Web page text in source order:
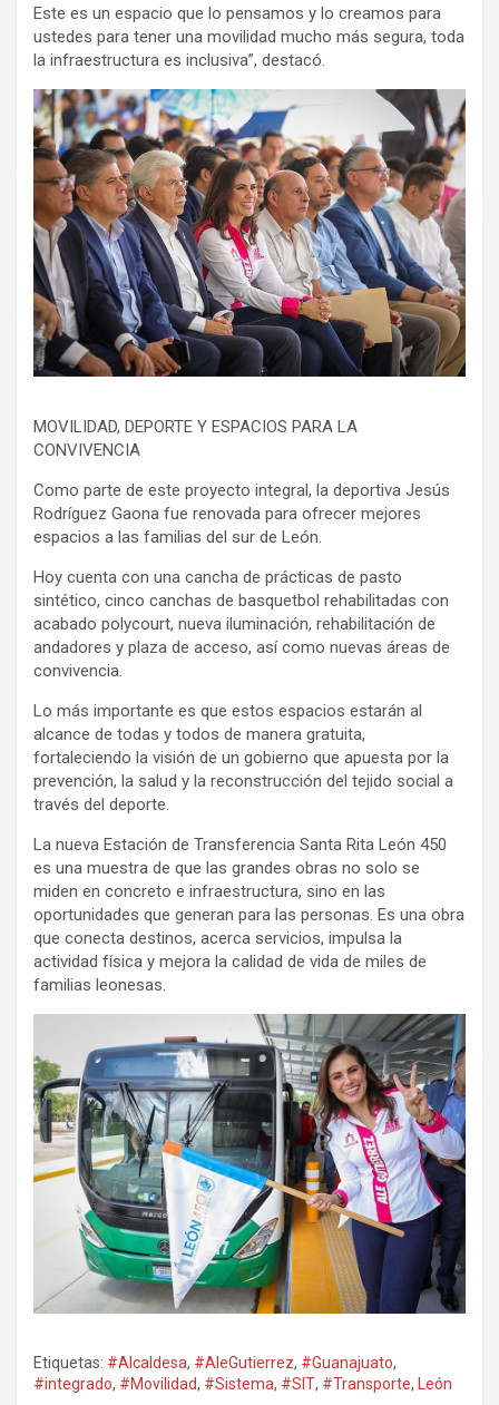
Este es un espacio que lo pensamos y lo creamos para
ustedes para tener una movilidad mucho más segura, toda
la infraestructura es inclusiva”, destacó.
MOVILIDAD, DEPORTE Y ESPACIOS PARA LA
CONVIVENCIA
Como parte de este proyecto integral, la deportiva Jesús
Rodríguez Gaona fue renovada para ofrecer mejores
espacios a las familias del sur de León.
Hoy cuenta con una cancha de prácticas de pasto
sintético, cinco canchas de basquetbol rehabilitadas con
acabado polycourt, nueva iluminación, rehabilitación de
andadores y plaza de acceso, así como nuevas áreas de
convivencia.
Lo más importante es que estos espacios estarán al
alcance de todas y todos de manera gratuita,
fortaleciendo la visión de un gobierno que apuesta por la
prevención, la salud y la reconstrucción del tejido social a
través del deporte.
La nueva Estación de Transferencia Santa Rita León 450
es una muestra de que las grandes obras no solo se
miden en concreto e infraestructura, sino en las
oportunidades que generan para las personas. Es una obra
que conecta destinos, acerca servicios, impulsa la
actividad física y mejora la calidad de vida de miles de
familias leonesas.
Etiquetas: #Alcaldesa, #AleGutierrez, #Guanajuato,
#integrado, #Movilidad, #Sistema, #SIT, #Transporte, León